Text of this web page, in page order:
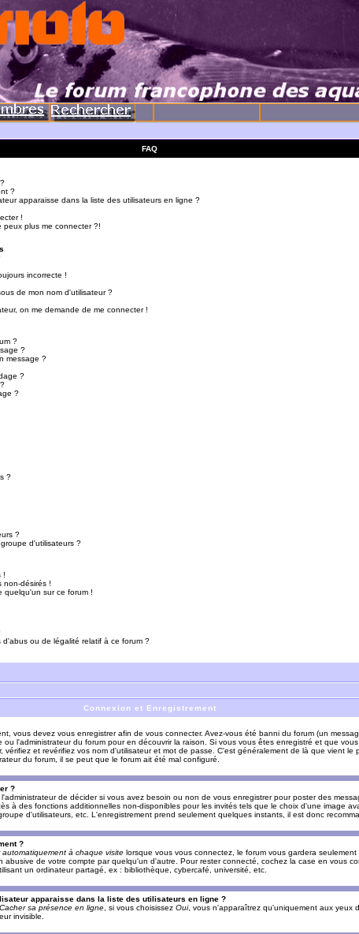
FAQ
?
apparaisse dans la liste des utilisateurs en ligne ?
!
peux plus me connecter ?!
incorrecte !
de mon nom d'utilisateur ?
on me demande de me connecter !
?
?
message ?
?
?
?
?
d'utilisateurs ?
!
non-désirés !
quelqu'un sur ce forum !
ou de légalité relatif à ce forum ?
Connexion et Enregistrement
vous devez vous enregistrer afin de vous connecter. Avez-vous été banni du forum (un
ou l'administrateur du forum pour en découvrir la raison. Si vous vous êtes enregistré et que
et revérifiez vos nom d'utilisateur et mot de passe. C'est généralement de là que vient le
du forum, il se peut que le forum ait été mal configuré.
?
de décider si vous avez besoin ou non de vous enregistrer pour poster des
à des fonctions additionnelles non-disponibles pour les invités tels que le choix d'une image
d'utilisateurs, etc. L'enregistrement prend seulement quelques instants, il est donc
?
automatiquement à chaque visite lorsque vous vous connectez, le forum vous gardera
abusive de votre compte par quelqu'un d'autre. Pour rester connecté, cochez la case en vous
un ordinateur partagé, ex : bibliothèque, cybercafé, université, etc.
apparaisse dans la liste des utilisateurs en ligne ?
Cacher sa présence en ligne , si vous choisissez Oui, vous n'apparaîtrez qu'uniquement aux yeux
invisible.